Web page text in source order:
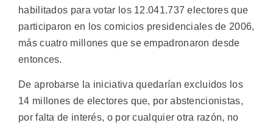
habilitados para votar los 12.041.737 electores que
participaron en los comicios presidenciales de 2006,
más cuatro millones que se empadronaron desde
entonces.
De aprobarse la iniciativa quedarían excluidos los
14 millones de electores que, por abstencionistas,
por falta de interés, o por cualquier otra razón, no